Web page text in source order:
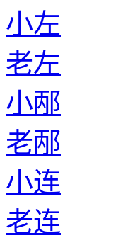
小左
老左
小邴
老邴
小连
老连